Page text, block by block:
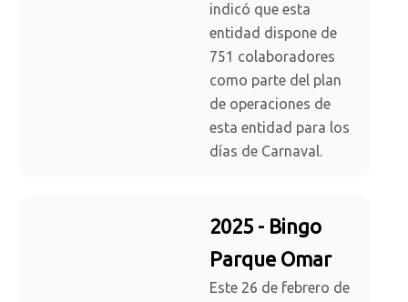
indicó que esta
entidad dispone de
751 colaboradores
como parte del plan
de operaciones de
esta entidad para los
días de Carnaval.
2025 - Bingo
Parque Omar
Este 26 de febrero de